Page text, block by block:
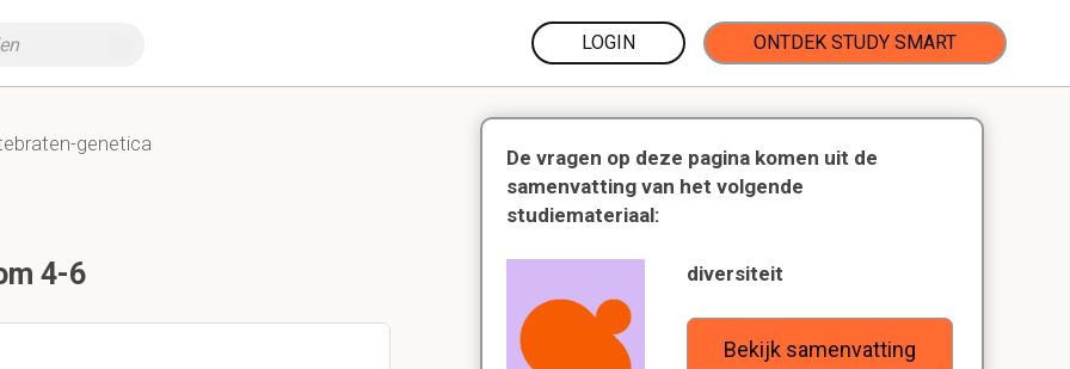
LOGIN ONTDEK STUDY SMART
genetica
4-6
De vragen op deze pagina komen uit de
samenvatting van het volgende
studiemateriaal:
diversiteit
Bekijk samenvatting